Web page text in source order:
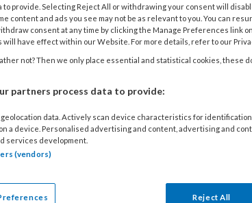
Maatschappelijke
Kinderopvang, PO-Raad,
hebben samen met Platform
een petitie aangeboden aan de
to provide. Selecting Reject All or withdrawing your consent will
content and ads you see may not be as relevant to you. You can
consent at any time by clicking the Manage Preferences link
will have effect within our Website. For more details, refer to our
not? Then we only place essential and statistical cookies, these
partners process data to provide:
data. Actively scan device characteristics for
a device. Personalised advertising and content, advertising and
services development.
(vendors)
Reject All